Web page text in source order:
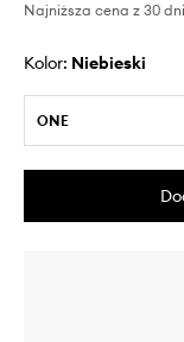
Najniższa cena z 30
Kolor: niebieski
ONE